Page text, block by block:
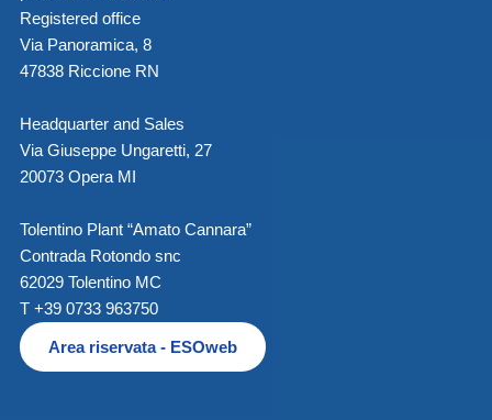
Registered office
Via Panoramica, 8
47838 Riccione RN
Headquarter and Sales
Via Giuseppe Ungaretti, 27
20073 Opera MI
Tolentino Plant “Amato Cannara”
Contrada Rotondo snc
62029 Tolentino MC
T +39 0733 963750
Area riservata - ESOweb